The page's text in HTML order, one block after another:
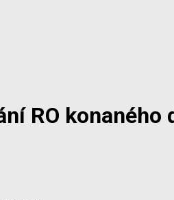
RO konaného